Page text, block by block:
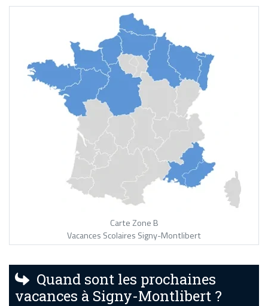
Carte Zone B
Vacances Scolaires Signy-Montlibert
Quand sont les prochaines
vacances à Signy-Montlibert ?